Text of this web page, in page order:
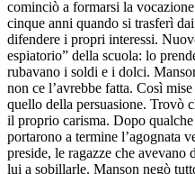
cominciò a formarsi la
cinque anni quando si trasferì
difendere i propri interessi.
espiatorio” della scuola: lo
rubavano i soldi e i dolci. Manso
non ce l’avrebbe fatta. Così
quello della persuasione. Trovò
il proprio carisma. Dopo
portarono a termine l’agognata
preside, le ragazze che avevano
lui a sobillarle. Manson negò